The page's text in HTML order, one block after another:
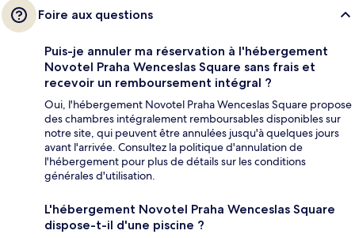
Foire aux questions
Puis-je annuler ma réservation à l'hébergement
Novotel Praha Wenceslas Square sans frais et
recevoir un remboursement intégral ?
Oui, l'hébergement Novotel Praha Wenceslas Square propose
des chambres intégralement remboursables disponibles sur
notre site, qui peuvent être annulées jusqu'à quelques jours
avant l'arrivée. Consultez la politique d'annulation de
l'hébergement pour plus de détails sur les conditions
générales d'utilisation.
L'hébergement Novotel Praha Wenceslas Square
dispose-t-il d'une piscine ?